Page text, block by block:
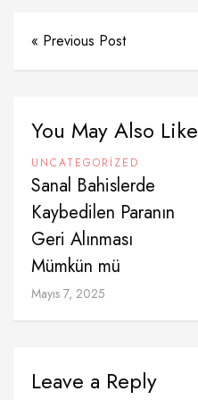
« Previous Post
You May Also Like
UNCATEGORIZED
Sanal Bahislerde
Kaybedilen Paranın
Geri Alınması
Mümkün mü
Mayıs 7, 2025
Leave a Reply